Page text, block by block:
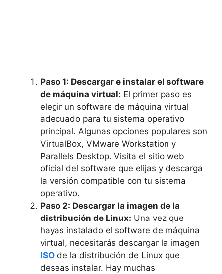
Paso 1: Descargar e instalar el software
de máquina virtual: El primer paso es
elegir un software de máquina virtual
adecuado para tu sistema operativo
principal. Algunas opciones populares son
VirtualBox, VMware Workstation y
Parallels Desktop. Visita el sitio web
oficial del software que elijas y descarga
la versión compatible con tu sistema
operativo.
Paso 2: Descargar la imagen de la
distribución de Linux: Una vez que
hayas instalado el software de máquina
virtual, necesitarás descargar la imagen
ISO de la distribución de Linux que
deseas instalar. Hay muchas